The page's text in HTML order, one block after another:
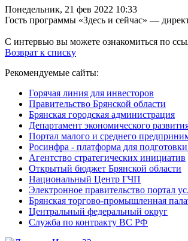
Понедельник, 21 фев 2022 10:33
Гость программы «Здесь и сейчас» —
С интервью вы можете ознакомиться по
Возврат к списку
Рекомендуемые сайты:
Горячая линия для инвесторов
Правительство Брянской области
Брянская городская администрация
Департамент экономического
Портал малого и среднего
Росинфра - платформа для
Агентство стратегических инициатив
Открытый бюджет Брянской области
Национальный Центр ГЧП
Электронное правительство портал
Брянская торгово-промышленная
Центральный федеральный округ
Служба по контракту ВС РФ